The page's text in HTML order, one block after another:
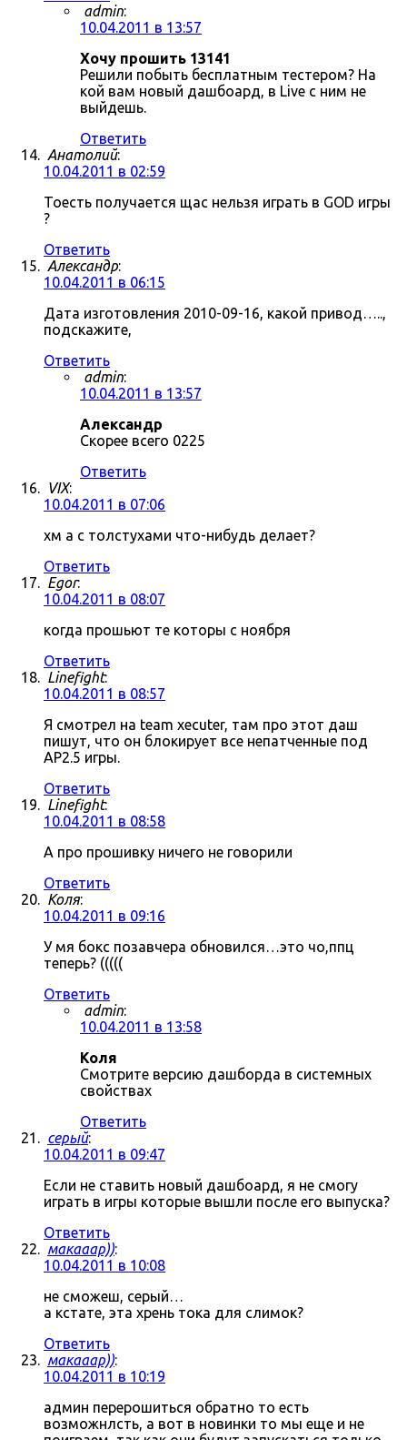
admin:
10.04.2011 в 13:57
Хочу прошить 13141
Решили побыть бесплатным тестером? На
кой вам новый дашбоард, в Live с ним не
выйдешь.
Ответить
Анатолий:
10.04.2011 в 02:59
Тоесть получается щас нельзя играть в GOD игры
?
Ответить
Александр:
10.04.2011 в 06:15
Дата изготовления 2010-09-16, какой привод…..,
подскажите,
Ответить
admin:
10.04.2011 в 13:57
Александр
Скорее всего 0225
Ответить
VIX:
10.04.2011 в 07:06
хм а с толстухами что-нибудь делает?
Ответить
Egor:
10.04.2011 в 08:07
когда прошьют те которы с ноября
Ответить
Linefight:
10.04.2011 в 08:57
Я смотрел на team xecuter, там про этот даш
пишут, что он блокирует все непатченные под
AP2.5 игры.
Ответить
Linefight:
10.04.2011 в 08:58
А про прошивку ничего не говорили
Ответить
Коля:
10.04.2011 в 09:16
У мя бокс позавчера обновился…это чо,ппц
теперь? (((((
Ответить
admin:
10.04.2011 в 13:58
Коля
Смотрите версию дашборда в системных
свойствах
Ответить
серый:
10.04.2011 в 09:47
Если не ставить новый дашбоард, я не смогу
играть в игры которые вышли после его выпуска?
Ответить
макааар)):
10.04.2011 в 10:08
не сможеш, серый…
а кстате, эта хрень тока для слимок?
Ответить
макааар)):
10.04.2011 в 10:19
админ перерошиться обратно то есть
возможнлсть, а вот в новинки то мы еще и не